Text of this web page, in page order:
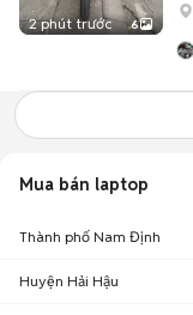
2 phút trước 6
Mua bán laptop
Thành phố Nam Định
Huyện Hải Hậu